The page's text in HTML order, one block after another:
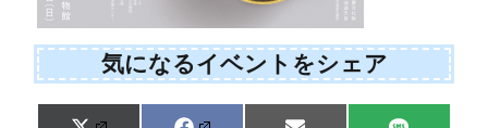
気になるイベントをシェア